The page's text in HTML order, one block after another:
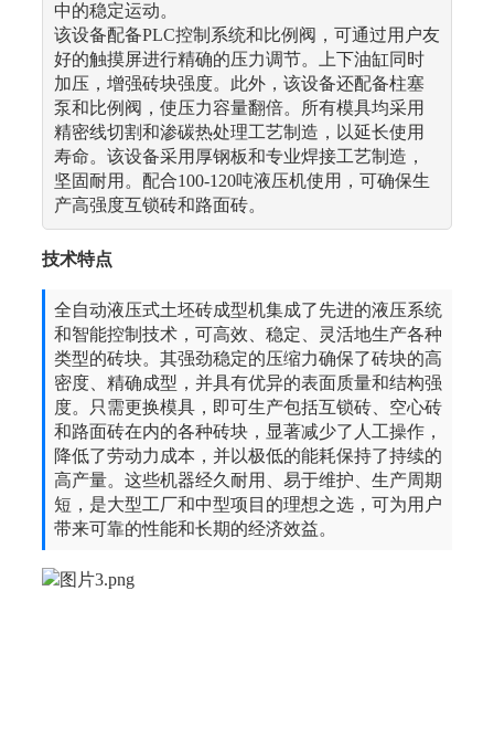
中的稳定运动。
该设备配备PLC控制系统和比例阀，可通过用户友
好的触摸屏进行精确的压力调节。上下油缸同时
加压，增强砖块强度。此外，该设备还配备柱塞
泵和比例阀，使压力容量翻倍。所有模具均采用
精密线切割和渗碳热处理工艺制造，以延长使用
寿命。该设备采用厚钢板和专业焊接工艺制造，
坚固耐用。配合100-120吨液压机使用，可确保生
产高强度互锁砖和路面砖。
技术特点
全自动液压式土坯砖成型机集成了先进的液压系统
和智能控制技术，可高效、稳定、灵活地生产各种
类型的砖块。其强劲稳定的压缩力确保了砖块的高
密度、精确成型，并具有优异的表面质量和结构强
度。只需更换模具，即可生产包括互锁砖、空心砖
和路面砖在内的各种砖块，显著减少了人工操作，
降低了劳动力成本，并以极低的能耗保持了持续的
高产量。这些机器经久耐用、易于维护、生产周期
短，是大型工厂和中型项目的理想之选，可为用户
带来可靠的性能和长期的经济效益。